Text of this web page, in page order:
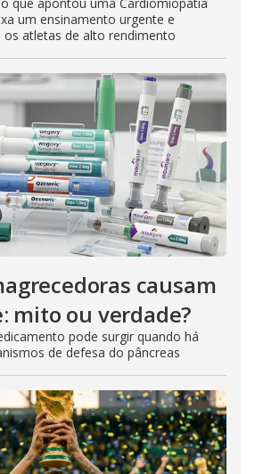
um ensinamento urgente e
os atletas de alto rendimento
causam
mito ou verdade?
pode surgir quando há
de defesa do pâncreas